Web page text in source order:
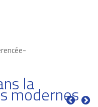
la
modernes